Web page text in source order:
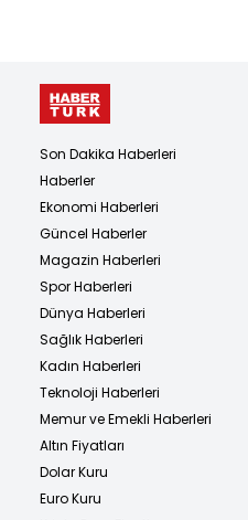
Son Dakika Haberleri
Haberler
Ekonomi Haberleri
Güncel Haberler
Magazin Haberleri
Spor Haberleri
Dünya Haberleri
Sağlık Haberleri
Kadın Haberleri
Teknoloji Haberleri
Memur ve Emekli Haberleri
Altın Fiyatları
Dolar Kuru
Euro Kuru